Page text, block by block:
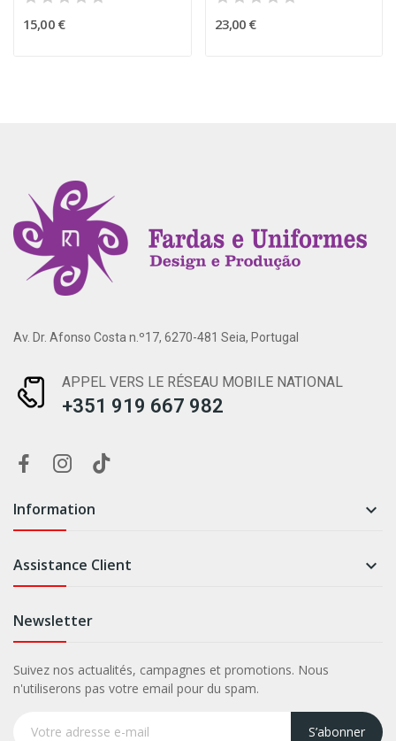
15,00 € 23,00 €
Av. Dr. Afonso Costa n.º17, 6270-481 Seia, Portugal
APPEL VERS LE RÉSEAU MOBILE NATIONAL
+351 919 667 982
Information 
Assistance Client 
Newsletter
Suivez nos actualités, campagnes et promotions. Nous
n'utiliserons pas votre email pour du spam.
S’abonner